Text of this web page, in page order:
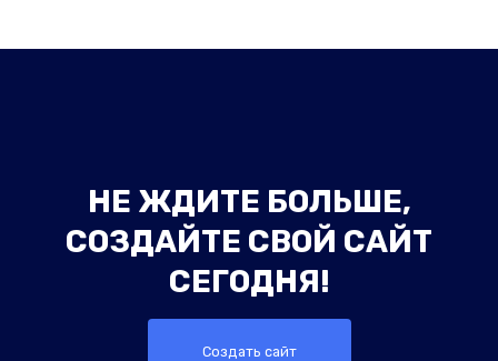
НЕ ЖДИТЕ БОЛЬШЕ,
СОЗДАЙТЕ СВОЙ САЙТ
СЕГОДНЯ!
Создать сайт